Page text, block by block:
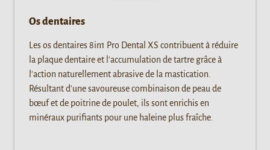
Os dentaires
Les os dentaires 8in1 Pro Dental XS contribuent à réduire
la plaque dentaire et l'accumulation de tartre grâce à
l'action naturellement abrasive de la mastication.
Résultant d'une savoureuse combinaison de peau de
bœuf et de poitrine de poulet, ils sont enrichis en
minéraux purifiants pour une haleine plus fraîche.